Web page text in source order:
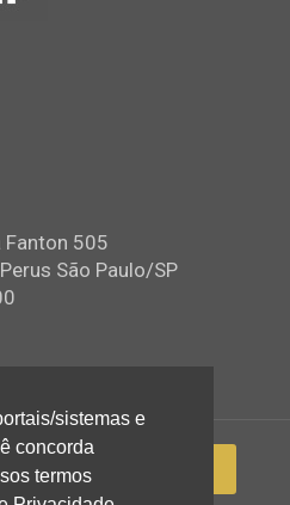
Fanton 505
São Paulo/SP
sistemas e
concorda
termos